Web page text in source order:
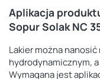
Aplikacja
Sopur Solak NC
Lakier można
hydrodynamicznym,
Wymagana jest